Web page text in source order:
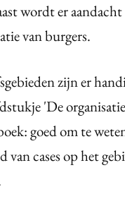
wordt er aandacht
van burgers.
zijn er
'De
goed om te
cases op het